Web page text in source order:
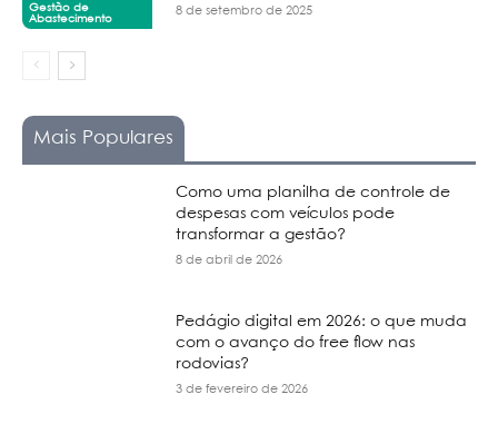
Gestão de
Abastecimento
8 de setembro de 2025
Mais Populares
Como uma planilha de controle de
despesas com veículos pode
transformar a gestão?
8 de abril de 2026
Pedágio digital em 2026: o que muda
com o avanço do free flow nas
rodovias?
3 de fevereiro de 2026